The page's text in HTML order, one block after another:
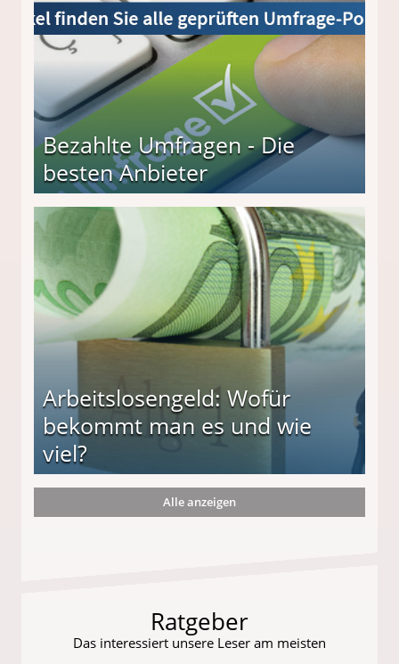
Bezahlte Umfragen - Die
besten Anbieter
Arbeitslosengeld: Wofür
bekommt man es und wie
viel?
und wie viel?
Alle anzeigen
Ratgeber
Das interessiert unsere Leser am meisten